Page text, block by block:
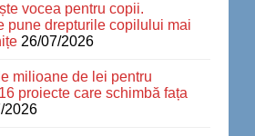
vocea pentru copii.
pune drepturile copilului mai
26/07/2026
milioane de lei pentru
proiecte care schimbă fața
2026